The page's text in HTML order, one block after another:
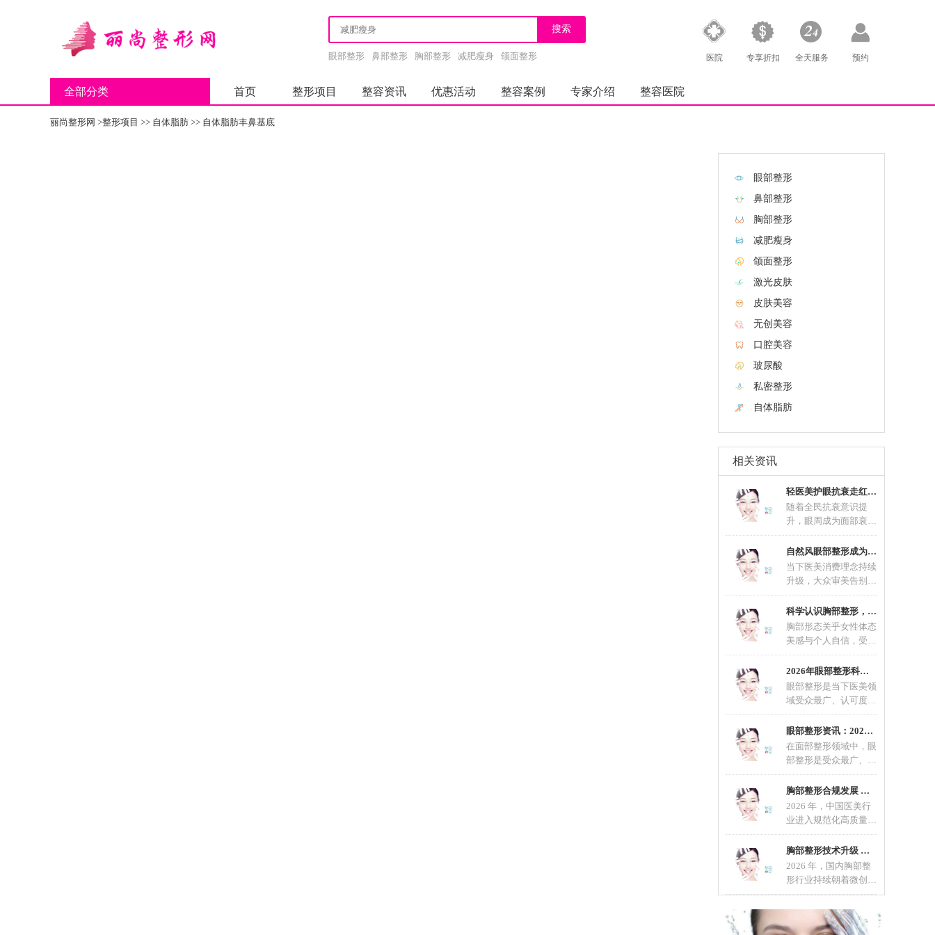
眼部整形 鼻部整形 胸部整形 减肥瘦身 颌面整形 医院 专享折扣 全天服务 预约
全部分类 首页 整形项目 整容资讯 优惠活动 整容案例 专家介绍 整容医院
丽尚整形网 >整形项目 >> 自体脂肪 >> 自体脂肪丰鼻基底
眼部整形
鼻部整形
胸部整形
减肥瘦身
颌面整形
激光皮肤
皮肤美容
无创美容
口腔美容
玻尿酸
私密整形
自体脂肪
相关资讯
轻医美护眼抗衰走红 联合养护延缓眼部肌肤老
随着全民抗衰意识提
升，眼周成为面部衰老
问题最先显现的区域，
眼部抗衰不再是中老年
群
自然风眼部整形成为主流 精细化术式适配不同
当下医美消费理念持续
升级，大众审美告别过
去夸张网红款造型，自
然风眼部整形一跃成为科学认识胸部整形，理性塑造优美体态
胸部形态关乎女性体态
美感与个人自信，受先
天发育、年龄增长、生
育哺乳等因素影响，不
2026年眼部整形科普：适配不同眼型的整形方案
眼部整形是当下医美领
域受众最广、认可度最
高的轻整形项目，也是
改善眼部形态、优化五
眼部整形资讯：2026眼部整形流行趋势，自然定
在面部整形领域中，眼
部整形是受众最广、精
细度要求最高的项目，
直接影响面部整体颜值
胸部整形合规发展 科学变美成行业共识
2026 年，中国医美行
业进入规范化高质量发
展新阶段，胸部整形作
为热门项目，在技术、
材料
胸部整形技术升级 微创自然成主流选择
2026 年，国内胸部整
形行业持续朝着微创、
安全、自然、个性化方
向发展。随着医美规范